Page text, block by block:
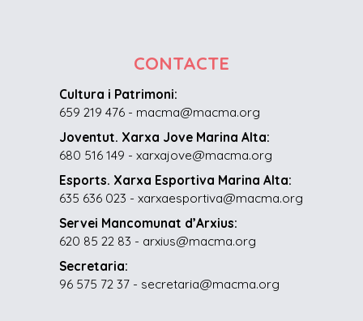
CONTACTE
Cultura i Patrimoni:
659 219 476 - macma@macma.org
Joventut. Xarxa Jove Marina Alta:
680 516 149 - xarxajove@macma.org
Esports. Xarxa Esportiva Marina Alta:
635 636 023 - xarxaesportiva@macma.org
Servei Mancomunat d’Arxius:
620 85 22 83 - arxius@macma.org
Secretaria:
96 575 72 37 - secretaria@macma.org